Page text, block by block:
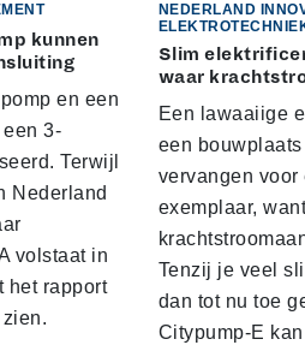
kunnen
en een
een 3-
Terwijl
Nederland
volstaat in
het rapport
NEDERLAND
Slim
waar
Een lawaaiige
een
vervangen
exemplaar,
Tenzij je veel
dan tot nu toe
Citypump-E